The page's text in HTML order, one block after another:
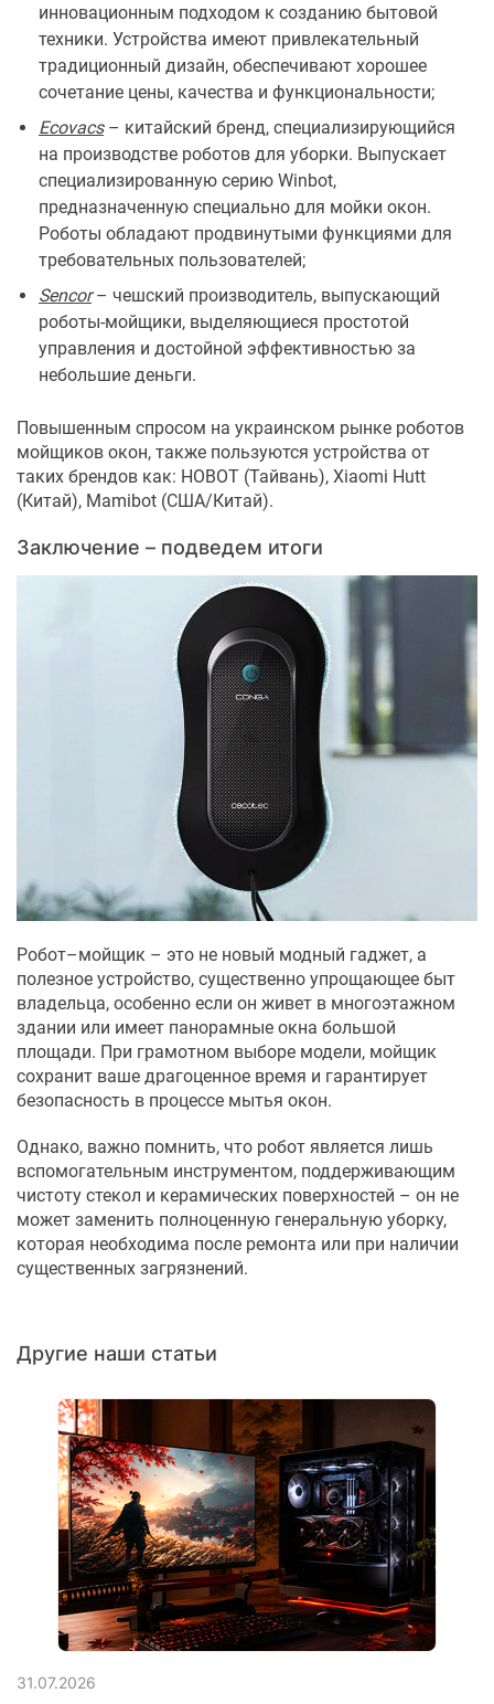
инновационным подходом к созданию бытовой
техники. Устройства имеют привлекательный
традиционный дизайн, обеспечивают хорошее
сочетание цены, качества и функциональности;
Ecovacs– китайский бренд, специализирующийся
на производстве роботов для уборки. Выпускает
специализированную серию Winbot,
предназначенную специально для мойки окон.
Роботы обладают продвинутыми функциями для
требовательных пользователей;
Sencor– чешский производитель, выпускающий
роботы-мойщики, выделяющиеся простотой
управления и достойной эффективностью за
небольшие деньги.
Повышенным спросом на украинском рынке роботов
мойщиков окон, также пользуются устройства от
таких брендов как: HOBOT (Тайвань), Xiaomi Hutt
(Китай), Mamibot (США/Китай).
Заключение – подведем итоги
Робот–мойщик – это не новый модный гаджет, а
полезное устройство, существенно упрощающее быт
владельца, особенно если он живет в многоэтажном
здании или имеет панорамные окна большой
площади. При грамотном выборе модели, мойщик
сохранит ваше драгоценное время и гарантирует
безопасность в процессе мытья окон.
Однако, важно помнить, что робот является лишь
вспомогательным инструментом, поддерживающим
чистоту стекол и керамических поверхностей – он не
может заменить полноценную генеральную уборку,
которая необходима после ремонта или при наличии
существенных загрязнений.
Другие наши статьи
31.07.2026